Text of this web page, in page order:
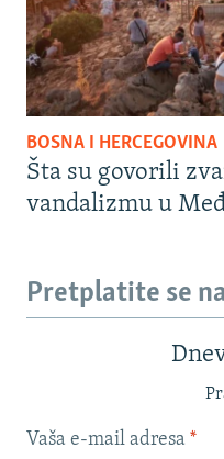
BOSNA I HERCEGOVINA
Šta su govorili
vandalizmu u
Pretplatite se
Vaša e-mail adresa *